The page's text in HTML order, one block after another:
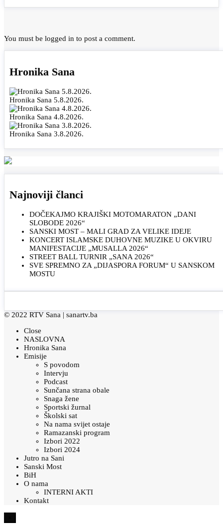
You must be logged in to post a comment.
Hronika Sana
Hronika Sana 5.8.2026.
Hronika Sana 4.8.2026.
Hronika Sana 3.8.2026.
Najnoviji članci
DOČEKAJMO KRAJIŠKI MOTOMARATON „DANI
SLOBODE 2026“
SANSKI MOST – MALI GRAD ZA VELIKE IDEJE
KONCERT ISLAMSKE DUHOVNE MUZIKE U OKVIRU
MANIFESTACIJE „MUSALLA 2026“
STREET BALL TURNIR „SANA 2026“
SVE SPREMNO ZA „DIJASPORA FORUM“ U SANSKOM
MOSTU
© 2022 RTV Sana | sanartv.ba
Close
NASLOVNA
Hronika Sana
Emisije
S povodom
Intervju
Podcast
Sunčana strana obale
Snaga žene
Sportski žurnal
Školski sat
Na nama svijet ostaje
Ramazanski program
Izbori 2022
Izbori 2024
Jutro na Sani
Sanski Most
BiH
O nama
INTERNI AKTI
Kontakt